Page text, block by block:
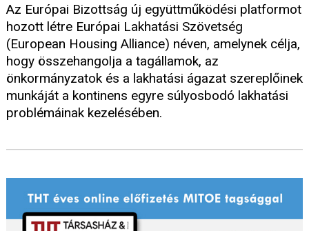
Az Európai Bizottság új együttműködési platformot
hozott létre Európai Lakhatási Szövetség
(European Housing Alliance) néven, amelynek célja,
hogy összehangolja a tagállamok, az
önkormányzatok és a lakhatási ágazat szereplőinek
munkáját a kontinens egyre súlyosbodó lakhatási
problémáinak kezelésében.